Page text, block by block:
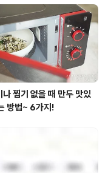
린지
고 돌
대표가
나 찜기 없을 때 만두 맛있
방법~ 6가지!